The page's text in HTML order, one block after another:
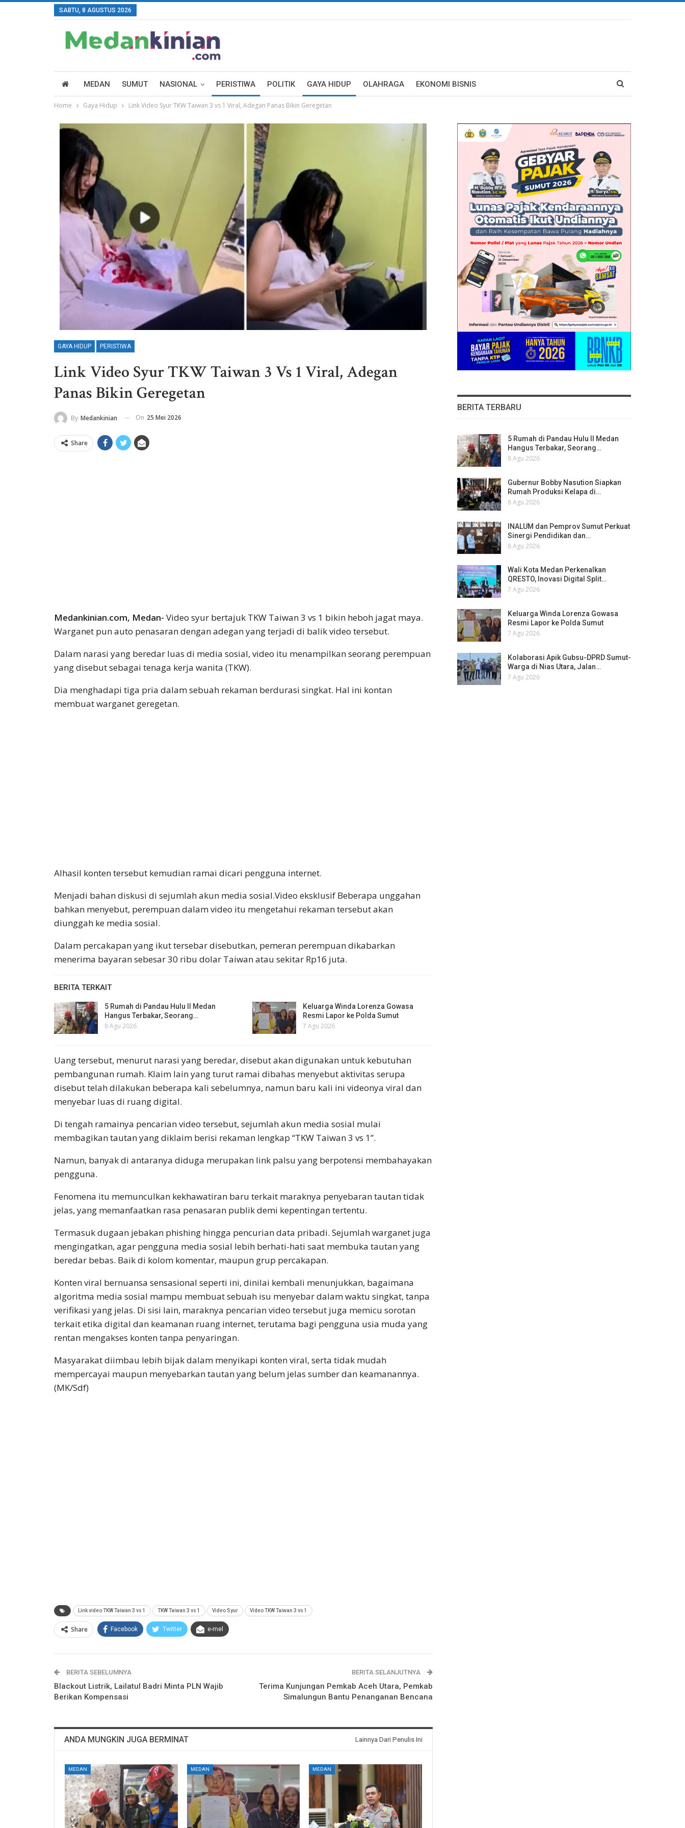
SABTU, 8 AGUSTUS 2026
MEDAN SUMUT NASIONAL PERISTIWA POLITIK GAYA HIDUP OLAHRAGA EKONOMI BISNIS
Home Gaya Hidup Link Video Syur TKW Taiwan 3 vs 1 Viral, Adegan Panas Bikin Geregetan
GAYA HIDUP PERISTIWA
Link Video Syur TKW Taiwan 3 Vs 1 Viral, Adegan
Panas Bikin Geregetan
By Medankinian On 25 Mei 2026
Share
Medankinian.com, Medan- Video syur bertajuk TKW Taiwan 3 vs 1 bikin heboh jagat maya.
Warganet pun auto penasaran dengan adegan yang terjadi di balik video tersebut.
Dalam narasi yang beredar luas di media sosial, video itu menampilkan seorang perempuan
yang disebut sebagai tenaga kerja wanita (TKW).
Dia menghadapi tiga pria dalam sebuah rekaman berdurasi singkat. Hal ini kontan
membuat warganet geregetan.
Alhasil konten tersebut kemudian ramai dicari pengguna internet.
Menjadi bahan diskusi di sejumlah akun media sosial.Video eksklusif Beberapa unggahan
bahkan menyebut, perempuan dalam video itu mengetahui rekaman tersebut akan
diunggah ke media sosial.
Dalam percakapan yang ikut tersebar disebutkan, pemeran perempuan dikabarkan
menerima bayaran sebesar 30 ribu dolar Taiwan atau sekitar Rp16 juta.
BERITA TERKAIT
5 Rumah di Pandau Hulu II Medan
Hangus Terbakar, Seorang…
8 Agu 2026
Keluarga Winda Lorenza Gowasa
Resmi Lapor ke Polda Sumut
7 Agu 2026
Uang tersebut, menurut narasi yang beredar, disebut akan digunakan untuk kebutuhan
pembangunan rumah. Klaim lain yang turut ramai dibahas menyebut aktivitas serupa
disebut telah dilakukan beberapa kali sebelumnya, namun baru kali ini videonya viral dan
menyebar luas di ruang digital.
Di tengah ramainya pencarian video tersebut, sejumlah akun media sosial mulai
membagikan tautan yang diklaim berisi rekaman lengkap “TKW Taiwan 3 vs 1”.
Namun, banyak di antaranya diduga merupakan link palsu yang berpotensi membahayakan
pengguna.
Fenomena itu memunculkan kekhawatiran baru terkait maraknya penyebaran tautan tidak
jelas, yang memanfaatkan rasa penasaran publik demi kepentingan tertentu.
Termasuk dugaan jebakan phishing hingga pencurian data pribadi. Sejumlah warganet juga
mengingatkan, agar pengguna media sosial lebih berhati-hati saat membuka tautan yang
beredar bebas. Baik di kolom komentar, maupun grup percakapan.
Konten viral bernuansa sensasional seperti ini, dinilai kembali menunjukkan, bagaimana
algoritma media sosial mampu membuat sebuah isu menyebar dalam waktu singkat, tanpa
verifikasi yang jelas. Di sisi lain, maraknya pencarian video tersebut juga memicu sorotan
terkait etika digital dan keamanan ruang internet, terutama bagi pengguna usia muda yang
rentan mengakses konten tanpa penyaringan.
Masyarakat diimbau lebih bijak dalam menyikapi konten viral, serta tidak mudah
mempercayai maupun menyebarkan tautan yang belum jelas sumber dan keamanannya.
(MK/Sdf)
Link video TKW Taiwan 3 vs 1 TKW Taiwan 3 vs 1 Video Syur Video TKW Taiwan 3 vs 1
Share Facebook Twitter e-mel
BERITA SEBELUMNYA
Blackout Listrik, Lailatul Badri Minta PLN Wajib
Berikan Kompensasi
BERITA SELANJUTNYA
Terima Kunjungan Pemkab Aceh Utara, Pemkab
Simalungun Bantu Penanganan Bencana
ANDA MUNGKIN JUGA BERMINAT Lainnya Dari Penulis Ini
MEDAN MEDAN MEDAN
BERITA TERBARU
5 Rumah di Pandau Hulu II Medan
Hangus Terbakar, Seorang…
8 Agu 2026
Gubernur Bobby Nasution Siapkan
Rumah Produksi Kelapa di…
8 Agu 2026
INALUM dan Pemprov Sumut Perkuat
Sinergi Pendidikan dan…
8 Agu 2026
Wali Kota Medan Perkenalkan
QRESTO, Inovasi Digital Split…
7 Agu 2026
Keluarga Winda Lorenza Gowasa
Resmi Lapor ke Polda Sumut
7 Agu 2026
Kolaborasi Apik Gubsu-DPRD Sumut-
Warga di Nias Utara, Jalan…
7 Agu 2026